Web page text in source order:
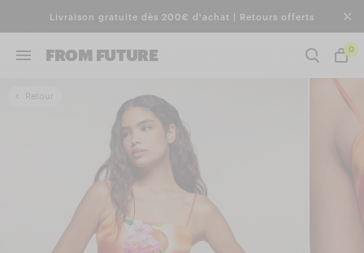
Livraison gratuite dès 200€ d'achat | Retours offerts
FROM FUTURE 0
Retour